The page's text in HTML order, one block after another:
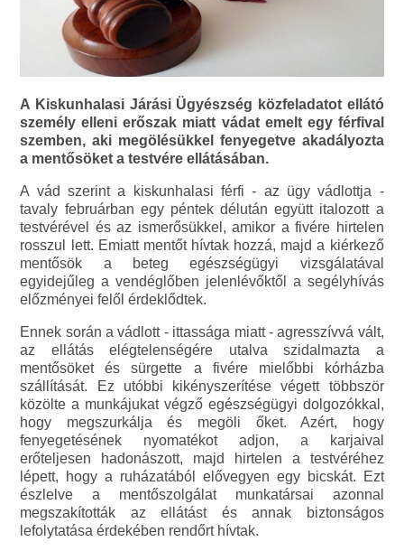
A Kiskunhalasi Járási Ügyészség közfeladatot ellátó
személy elleni erőszak miatt vádat emelt egy férfival
szemben, aki megölésükkel fenyegetve akadályozta
a mentősöket a testvére ellátásában.
A vád szerint a kiskunhalasi férfi - az ügy vádlottja -
tavaly februárban egy péntek délután együtt italozott a
testvérével és az ismerősükkel, amikor a fivére hirtelen
rosszul lett. Emiatt mentőt hívtak hozzá, majd a kiérkező
mentősök a beteg egészségügyi vizsgálatával
egyidejűleg a vendéglőben jelenlévőktől a segélyhívás
előzményei felől érdeklődtek.
Ennek során a vádlott - ittassága miatt - agresszívvá vált,
az ellátás elégtelenségére utalva szidalmazta a
mentősöket és sürgette a fivére mielőbbi kórházba
szállítását. Ez utóbbi kikényszerítése végett többször
közölte a munkájukat végző egészségügyi dolgozókkal,
hogy megszurkálja és megöli őket. Azért, hogy
fenyegetésének nyomatékot adjon, a karjaival
erőteljesen hadonászott, majd hirtelen a testvéréhez
lépett, hogy a ruházatából elővegyen egy bicskát. Ezt
észlelve a mentőszolgálat munkatársai azonnal
megszakították az ellátást és annak biztonságos
lefolytatása érdekében rendőrt hívtak.